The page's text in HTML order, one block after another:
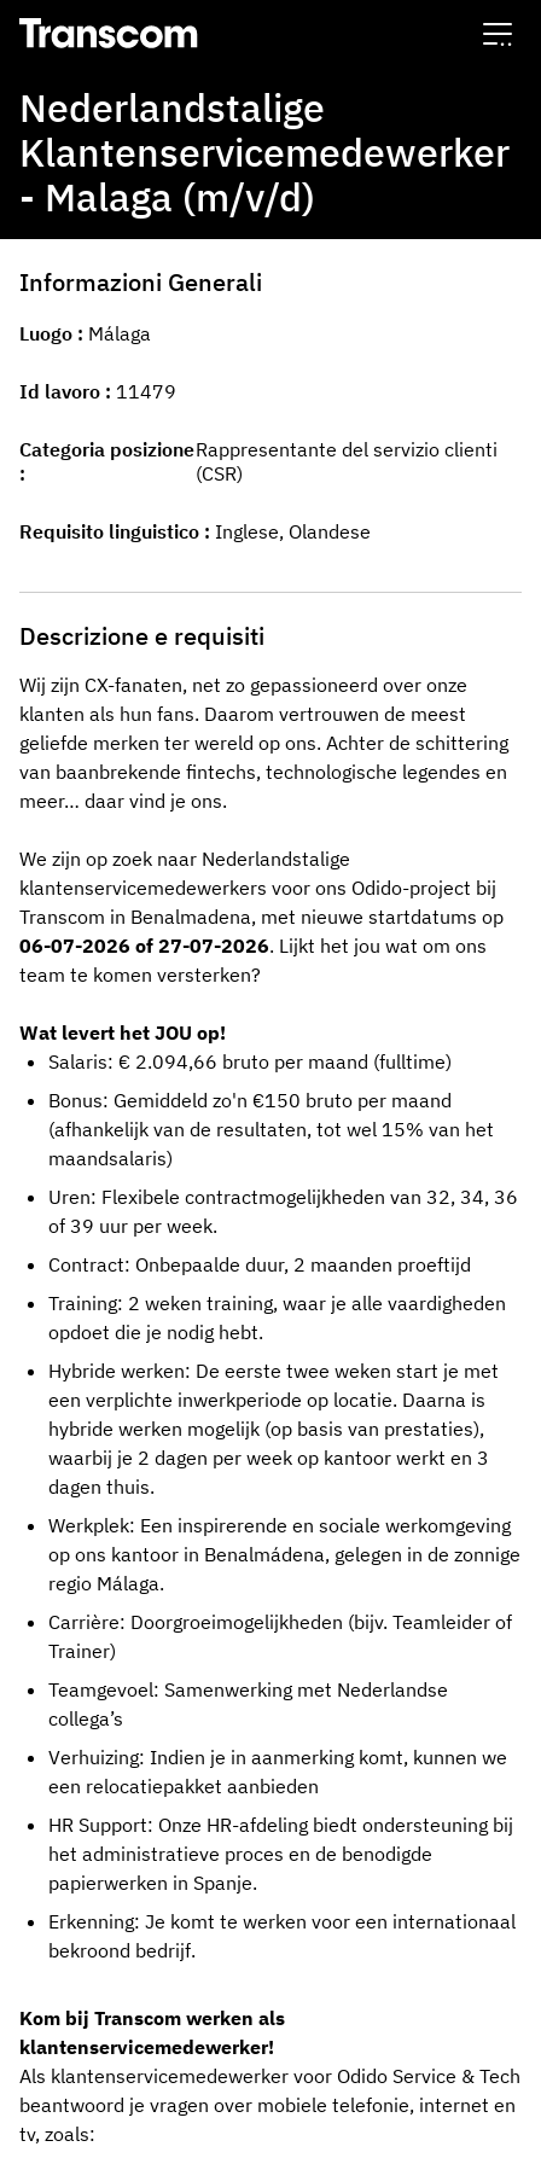
Transcom
Nederlandstalige
Klantenservicemedewerker
- Malaga (m/v/d)
Informazioni Generali
Luogo Málaga
Id lavoro 11479
Categoria posizioneRappresentante del servizio clienti
(CSR)
Requisito linguistico Inglese, Olandese
Descrizione e requisiti
Wij zijn CX-fanaten, net zo gepassioneerd over onze
klanten als hun fans. Daarom vertrouwen de meest
geliefde merken ter wereld op ons. Achter de schittering
van baanbrekende fintechs, technologische legendes en
meer… daar vind je ons.
We zijn op zoek naar Nederlandstalige
klantenservicemedewerkers voor ons Odido-project bij
Transcom in Benalmadena, met nieuwe startdatums op
06-07-2026 of 27-07-2026. Lijkt het jou wat om ons
team te komen versterken?
Wat levert het JOU op!
Salaris: € 2.094,66 bruto per maand (fulltime)
Bonus: Gemiddeld zo'n €150 bruto per maand
(afhankelijk van de resultaten, tot wel 15% van het
maandsalaris)
Uren: Flexibele contractmogelijkheden van 32, 34, 36
of 39 uur per week.
Contract: Onbepaalde duur, 2 maanden proeftijd
Training: 2 weken training, waar je alle vaardigheden
opdoet die je nodig hebt.
Hybride werken: De eerste twee weken start je met
een verplichte inwerkperiode op locatie. Daarna is
hybride werken mogelijk (op basis van prestaties),
waarbij je 2 dagen per week op kantoor werkt en 3
dagen thuis.
Werkplek: Een inspirerende en sociale werkomgeving
op ons kantoor in Benalmádena, gelegen in de zonnige
regio Málaga.
Carrière: Doorgroeimogelijkheden (bijv. Teamleider of
Trainer)
Teamgevoel: Samenwerking met Nederlandse
collega’s
Verhuizing: Indien je in aanmerking komt, kunnen we
een relocatiepakket aanbieden
HR Support: Onze HR-afdeling biedt ondersteuning bij
het administratieve proces en de benodigde
papierwerken in Spanje.
Erkenning: Je komt te werken voor een internationaal
bekroond bedrijf.
Kom bij Transcom werken als
klantenservicemedewerker!
Als klantenservicemedewerker voor Odido Service & Tech
beantwoord je vragen over mobiele telefonie, internet en
tv, zoals: